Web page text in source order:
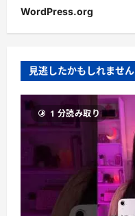
WordPress.org
見逃したかもしれません
1 分読み取り